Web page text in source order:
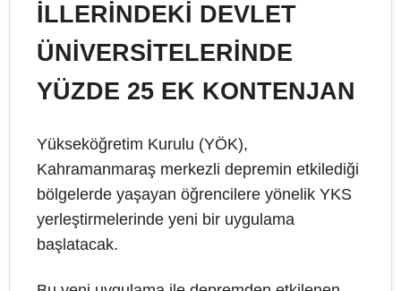
İLLERİNDEKİ DEVLET
ÜNİVERSİTELERİNDE
YÜZDE 25 EK KONTENJAN
Yükseköğretim Kurulu (YÖK),
Kahramanmaraş merkezli depremin etkilediği
bölgelerde yaşayan öğrencilere yönelik YKS
yerleştirmelerinde yeni bir uygulama
başlatacak.